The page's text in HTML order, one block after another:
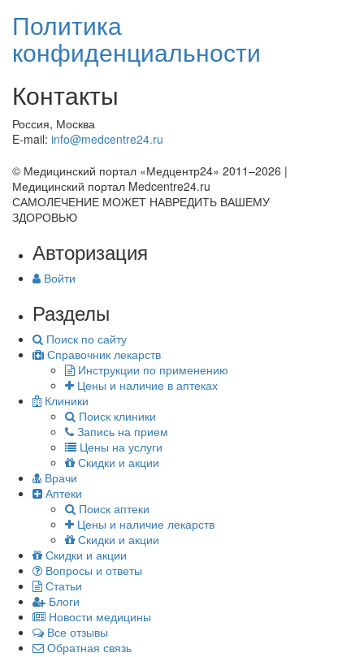
Политика
конфиденциальности
Контакты
Россия, Москва
E-mail: info@medcentre24.ru
© Медицинский портал «Медцентр24» 2011–2026 |
Медицинский портал Medcentre24.ru
САМОЛЕЧЕНИЕ МОЖЕТ НАВРЕДИТЬ ВАШЕМУ
ЗДОРОВЬЮ
Авторизация
Войти
Разделы
Поиск по сайту
Справочник лекарств
Инструкции по применению
Цены и наличие в аптеках
Клиники
Поиск клиники
Запись на прием
Цены на услуги
Скидки и акции
Врачи
Аптеки
Поиск аптеки
Цены и наличие лекарств
Скидки и акции
Скидки и акции
Вопросы и ответы
Статьи
Блоги
Новости медицины
Все отзывы
Обратная связь